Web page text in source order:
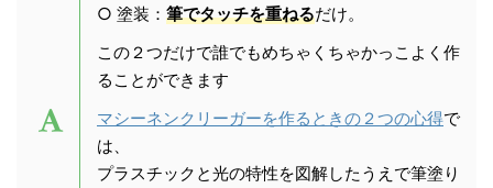
○ 塗装： 筆でタッチを重ねるだけ。
この２つだけで誰でもめちゃくちゃかっこよく作
ることができます
マシーネンクリーガーを作るときの２つの心得で
は、
プラスチックと光の特性を図解したうえで筆塗り